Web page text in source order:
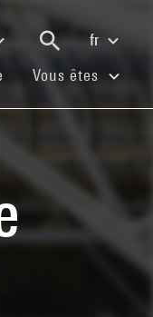
fr
(current)
Vous êtes